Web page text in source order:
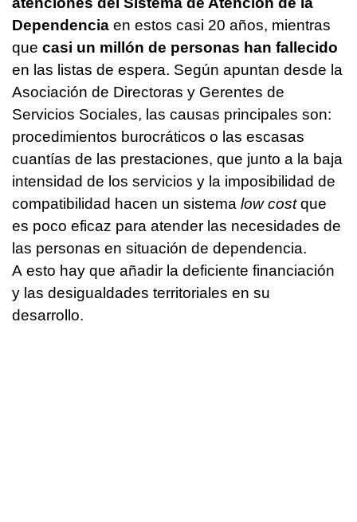
Dependencia en estos casi 20 años, mientras
que casi un millón de personas han fallecido
en las listas de espera. Según apuntan desde la
Asociación de Directoras y Gerentes de
Servicios Sociales, las causas principales son:
procedimientos burocráticos o las escasas
cuantías de las prestaciones, que junto a la baja
intensidad de los servicios y la imposibilidad de
compatibilidad hacen un sistema low costque
es poco eficaz para atender las necesidades de
las personas en situación de dependencia.
A esto hay que añadir la deficiente financiación
y las desigualdades territoriales en su
desarrollo.